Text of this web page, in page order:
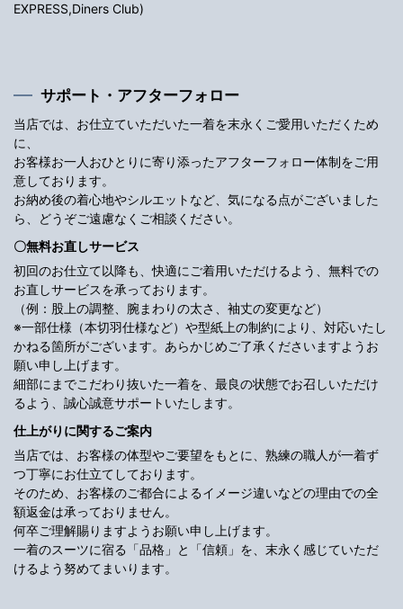
EXPRESS,Diners Club)
サポート・アフターフォロー
当店では、お仕立ていただいた一着を末永くご愛用いただくため
に、
お客様お一人おひとりに寄り添ったアフターフォロー体制をご用
意しております。
お納め後の着心地やシルエットなど、気になる点がございました
ら、どうぞご遠慮なくご相談ください。
〇無料お直しサービス
初回のお仕立て以降も、快適にご着用いただけるよう、無料での
お直しサービスを承っております。
（例：股上の調整、腕まわりの太さ、袖丈の変更など）
※一部仕様（本切羽仕様など）や型紙上の制約により、対応いたし
かねる箇所がございます。あらかじめご了承くださいますようお
願い申し上げます。
細部にまでこだわり抜いた一着を、最良の状態でお召しいただけ
るよう、誠心誠意サポートいたします。
仕上がりに関するご案内
当店では、お客様の体型やご要望をもとに、熟練の職人が一着ず
つ丁寧にお仕立てしております。
そのため、お客様のご都合によるイメージ違いなどの理由での全
額返金は承っておりません。
何卒ご理解賜りますようお願い申し上げます。
一着のスーツに宿る「品格」と「信頼」を、末永く感じていただ
けるよう努めてまいります。